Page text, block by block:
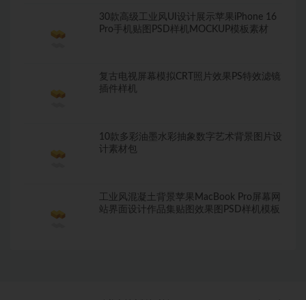
30款高级工业风UI设计展示苹果iPhone 16
Pro手机贴图PSD样机MOCKUP模板素材
复古电视屏幕模拟CRT照片效果PS特效滤镜
插件样机
10款多彩油墨水彩抽象数字艺术背景图片设
计素材包
工业风混凝土背景苹果MacBook Pro屏幕网
站界面设计作品集贴图效果图PSD样机模板